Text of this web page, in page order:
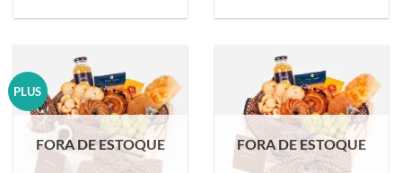
PLUS
FORA DE ESTOQUE FORA DE ESTOQUE